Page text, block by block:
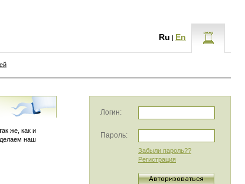
Ru | En
же, как и
наш
Логин:
Пароль:
Забыли пароль??
Регистрация